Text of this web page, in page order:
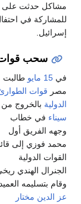
مشاكل حدثت على
للمشاركة في
إسرائيل.
سحب قوات
في 15 مايو
طالبت
مصر قوات
الدولية بالخروج من
سيناء في خطاب
وجهه الفريق أول
محمد فوزي إلى
القوات الدولية
الجنرال الهندي
وقام بتسليمه العميد
عز الدين مختار